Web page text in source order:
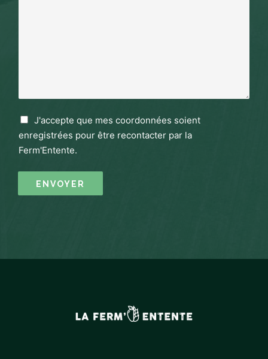
J'accepte que mes coordonnées soient
enregistrées pour être recontacter par la
Ferm'Entente.
ENVOYER